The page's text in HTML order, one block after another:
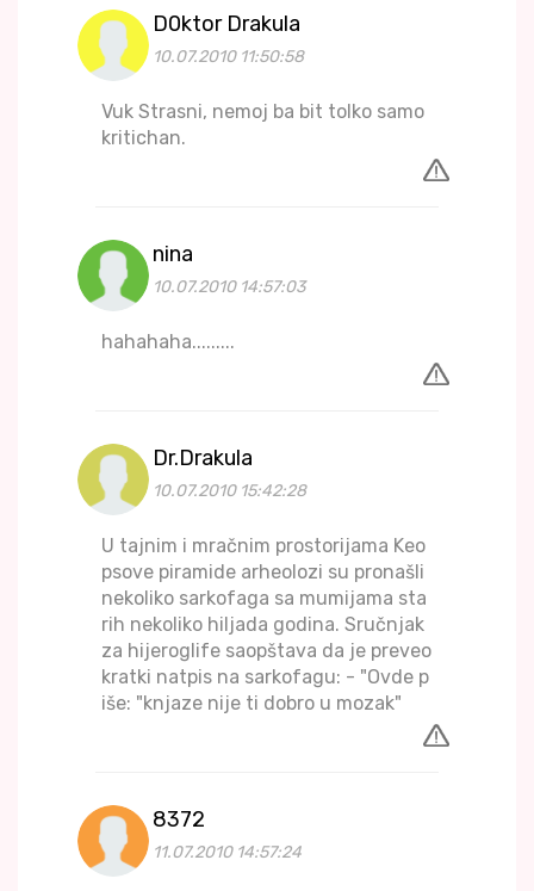
D0ktor Drakula
10.07.2010 11:50:58
Vuk Strasni, nemoj ba bit tolko samo
kritichan.
nina
10.07.2010 14:57:03
hahahaha.........
Dr.Drakula
10.07.2010 15:42:28
U tajnim i mračnim prostorijama Keo
psove piramide arheolozi su pronašli
nekoliko sarkofaga sa mumijama sta
rih nekoliko hiljada godina. Sručnjak
za hijeroglife saopštava da je preveo
kratki natpis na sarkofagu: - "Ovde p
iše: "knjaze nije ti dobro u mozak"
8372
11.07.2010 14:57:24